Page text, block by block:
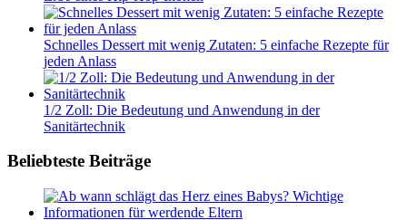
Schnelles Dessert mit wenig Zutaten: 5 einfache Rezepte für
jeden Anlass
1/2 Zoll: Die Bedeutung und Anwendung in der
Sanitärtechnik
Beliebteste Beiträge